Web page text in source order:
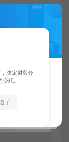
服务请大家谅
所需！
有图币奖励和
决定财富分
现。
了